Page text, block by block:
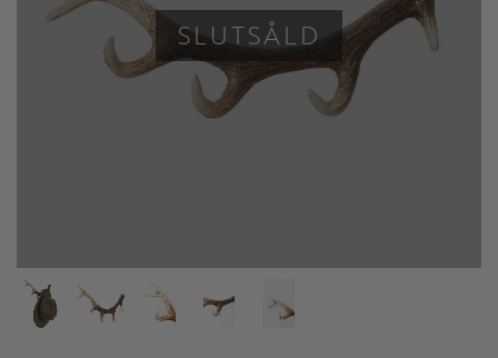
SLUTSÅLD